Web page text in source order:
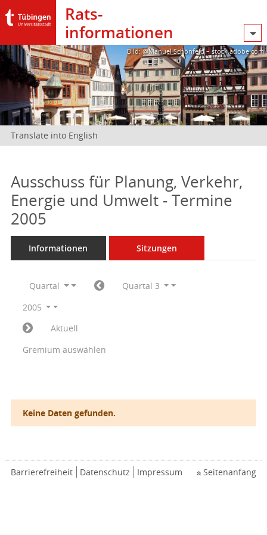
Rats­
informationen
Bild: @Manuel Schönfeld – stock.adobe.com
Translate into English
Ausschuss für Planung, Verkehr,
Energie und Umwelt - Termine
2005
Informationen Sitzungen
Quartal
Quartal 3
2005
Aktuell
Gremium auswählen
Keine Daten gefunden.
Barrierefreiheit Datenschutz Impressum Seitenanfang